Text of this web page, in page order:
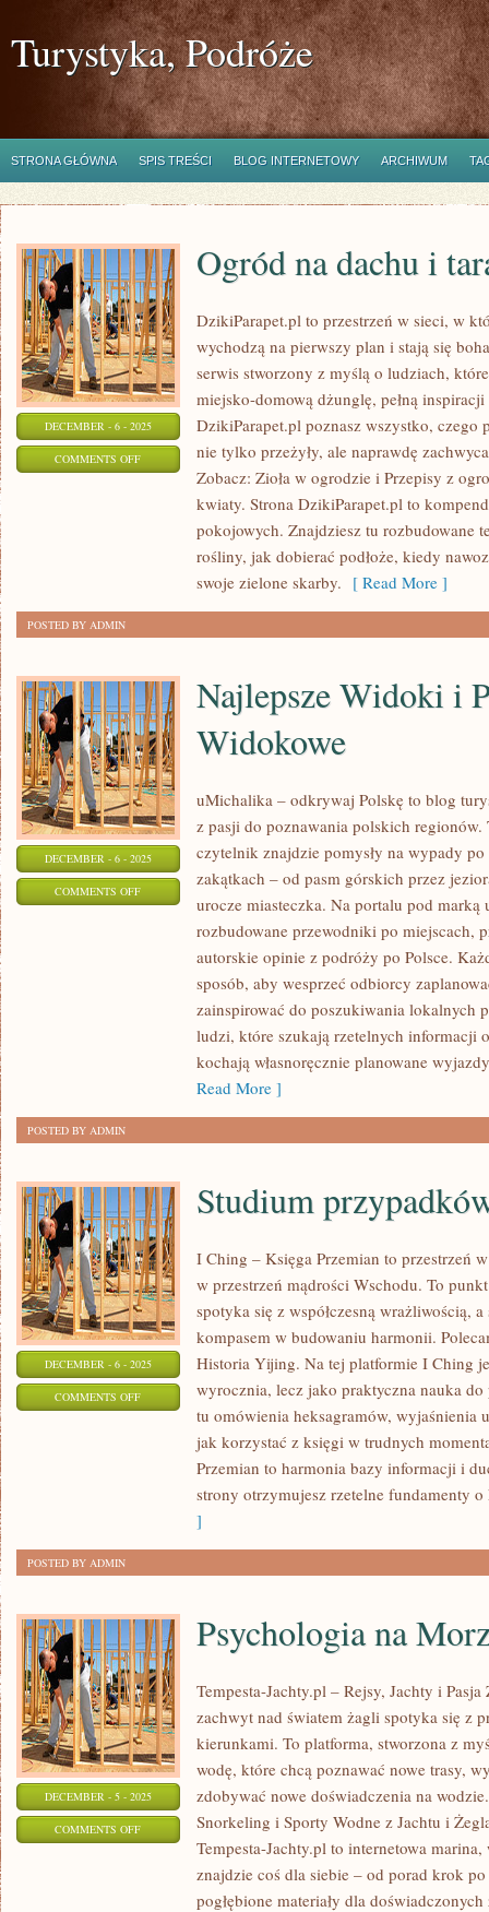
Turystyka, Podróże
STRONA GŁÓWNA SPIS TREŚCI BLOG INTERNETOWY ARCHIWUM
DECEMBER - 6 - 2025
COMMENTS OFFON
Ogród na dachu i
DzikiParapet.pl to przestrzeń w sieci, w
wychodzą na pierwszy plan i stają się
serwis stworzony z myślą o ludziach,
miejsko-domową dżunglę, pełną
DzikiParapet.pl poznasz wszystko, czego
nie tylko przeżyły, ale naprawdę
Zobacz: Zioła w ogrodzie i Przepisy z
kwiaty. Strona DzikiParapet.pl to
pokojowych. Znajdziesz tu rozbudowane
rośliny, jak dobierać podłoże, kiedy
swoje zielone skarby. [ Read More ]
POSTED BY ADMIN
DECEMBER - 6 - 2025
COMMENTS OFFON
Najlepsze Widoki i
Widokowe
uMichalika – odkrywaj Polskę to blog
z pasji do poznawania polskich
czytelnik znajdzie pomysły na wypady
zakątkach – od pasm górskich przez
urocze miasteczka. Na portalu pod
rozbudowane przewodniki po miejscach,
autorskie opinie z podróży po Polsce.
sposób, aby wesprzeć odbiorcy
zainspirować do poszukiwania lokalnych
ludzi, które szukają rzetelnych informacji
kochają własnoręcznie planowane
Read More ]
POSTED BY ADMIN
DECEMBER - 6 - 2025
COMMENTS OFFON
PRZYPADKÓW
Studium
I Ching – Księga Przemian to przestrzeń
w przestrzeń mądrości Wschodu. To
spotyka się z współczesną wrażliwością,
kompasem w budowaniu harmonii.
Historia Yijing. Na tej platformie I Ching
wyrocznia, lecz jako praktyczna nauka do
tu omówienia heksagramów, wyjaśnienia
jak korzystać z księgi w trudnych
Przemian to harmonia bazy informacji i
strony otrzymujesz rzetelne fundamenty
]
POSTED BY ADMIN
DECEMBER - 5 - 2025
COMMENTS OFFON
PSYCHOLOGIA
Psychologia na
Tempesta-Jachty.pl – Rejsy, Jachty i
zachwyt nad światem żagli spotyka się z
kierunkami. To platforma, stworzona z
wodę, które chcą poznawać nowe trasy,
zdobywać nowe doświadczenia na
Snorkeling i Sporty Wodne z Jachtu i
Tempesta-Jachty.pl to internetowa
znajdzie coś dla siebie – od porad krok
pogłębione materiały dla